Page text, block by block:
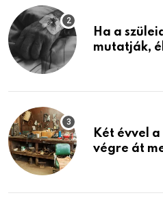
Ha a
mutatják,
Két évvel
végre át
életemet